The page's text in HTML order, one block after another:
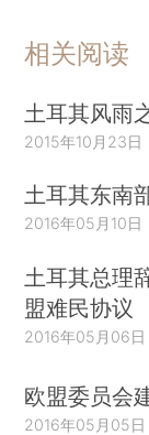
相关阅读
土耳其风雨
2015年10月23日
土耳其东南
2016年05月10日
土耳其总理
盟难民协议
2016年05月06日
欧盟委员会
2016年05月05日